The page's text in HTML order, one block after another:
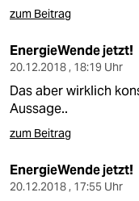
zum Beitrag
EnergieWende jetzt!
20.12.2018 , 18:19 Uhr
Das aber wirklich
Aussage..
zum Beitrag
EnergieWende jetzt!
20.12.2018 , 17:55 Uhr